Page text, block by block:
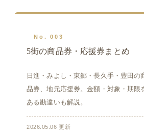
No. 003
5街の商品券・応援券まとめ
日進・みよし・東郷・長久手・豊田の
品券、地元応援券。金額・対象・期限
ある勘違いも解説。
2026.05.06 更新